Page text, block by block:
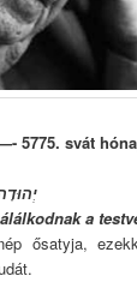
5775. svát
a
ősatyja,